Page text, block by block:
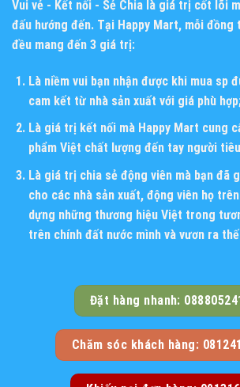
Vui vẻ - Kết nối - Sẻ Chia là giá trị cốt lõi
đấu hướng đến. Tại Happy Mart, mỗi đồng
đều mang đến 3 giá trị:
Là niềm vui bạn nhận được khi mua sp
cam kết từ nhà sản xuất với giá phù
Là giá trị kết nối mà Happy Mart cung
phẩm Việt chất lượng đến tay người
Là giá trị chia sẻ động viên mà bạn đã
cho các nhà sản xuất, động viên họ
dựng những thương hiệu Việt trong
trên chính đất nước mình và vươn ra
Đặt hàng nhanh:
Chăm sóc khách hàng: